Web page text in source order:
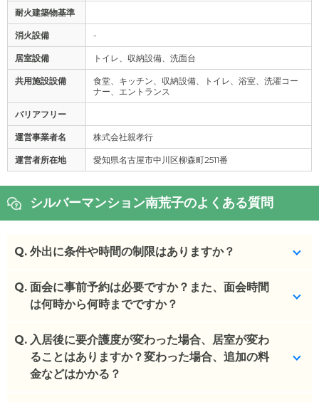
耐火建築物基準
消火設備 -
居室設備 トイレ、収納設備、洗面台
共用施設設備
食堂、キッチン、収納設備、トイレ、浴室、洗濯コー
ナー、エントランス
バリアフリー
運営事業者名 株式会社親孝行
運営者所在地 愛知県名古屋市中川区柳森町2511番
シルバーマンション南荒子のよくある質問
Q. 外出に条件や時間の制限はありますか？
特にございません。外泊もOKです。
Q. 面会に事前予約は必要ですか？また、面会時間
は何時から何時までですか？
事前連絡をお願いしております。1回15分までとなり
ます。
※お身体状態が重めの方、終末期の方に関しては、ご
Q. 入居後に要介護度が変わった場合、居室が変わ
ることはありますか？変わった場合、追加の料
金などはかかる？